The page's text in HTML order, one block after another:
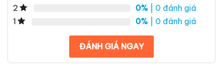
2
0% | 0 đánh giá
1
0% | 0 đánh giá
ĐÁNH GIÁ NGAY